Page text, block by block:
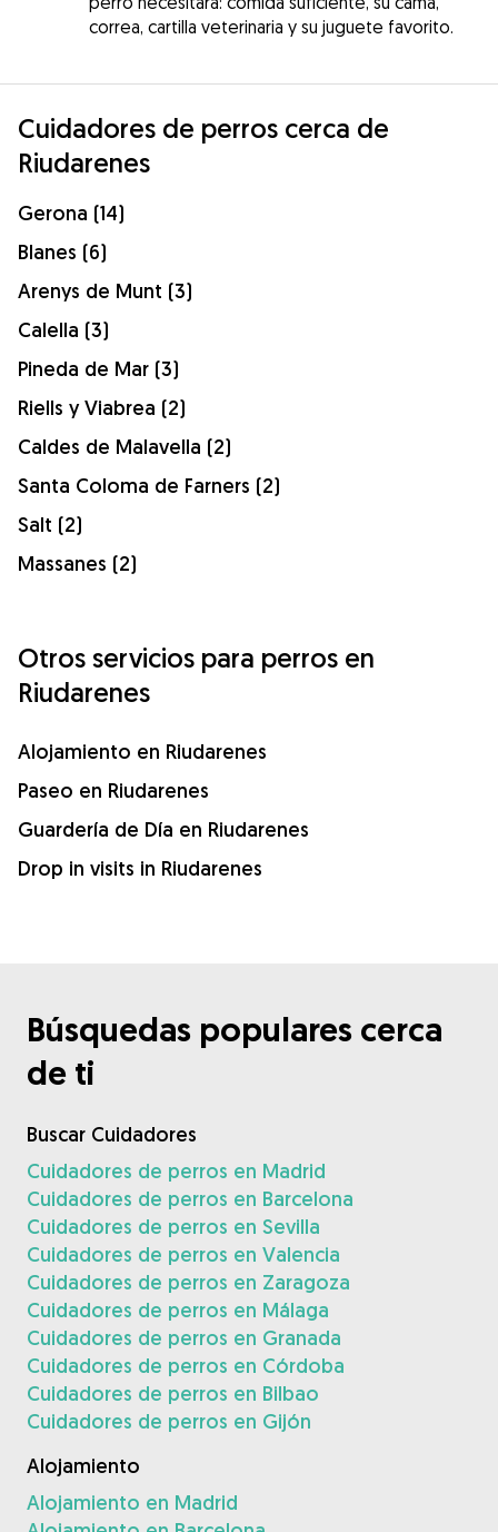
correa, cartilla veterinaria y su juguete favorito.
Cuidadores de perros cerca de
Riudarenes
Gerona (14)
Blanes (6)
Arenys de Munt (3)
Calella (3)
Pineda de Mar (3)
Riells y Viabrea (2)
Caldes de Malavella (2)
Santa Coloma de Farners (2)
Salt (2)
Massanes (2)
Otros servicios para perros en
Riudarenes
Alojamiento en Riudarenes
Paseo en Riudarenes
Guardería de Día en Riudarenes
Drop in visits in Riudarenes
Búsquedas populares cerca
de ti
Buscar Cuidadores
Cuidadores de perros en Madrid
Cuidadores de perros en Barcelona
Cuidadores de perros en Sevilla
Cuidadores de perros en Valencia
Cuidadores de perros en Zaragoza
Cuidadores de perros en Málaga
Cuidadores de perros en Granada
Cuidadores de perros en Córdoba
Cuidadores de perros en Bilbao
Cuidadores de perros en Gijón
Alojamiento
Alojamiento en Madrid